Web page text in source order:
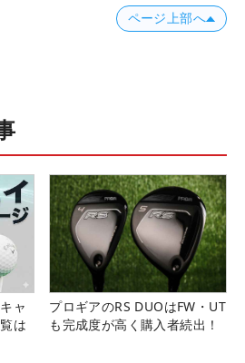
ページ上部へ
ャ
は
プロギアのRS DUOはFW・UT
も完成度が高く購入者続出！